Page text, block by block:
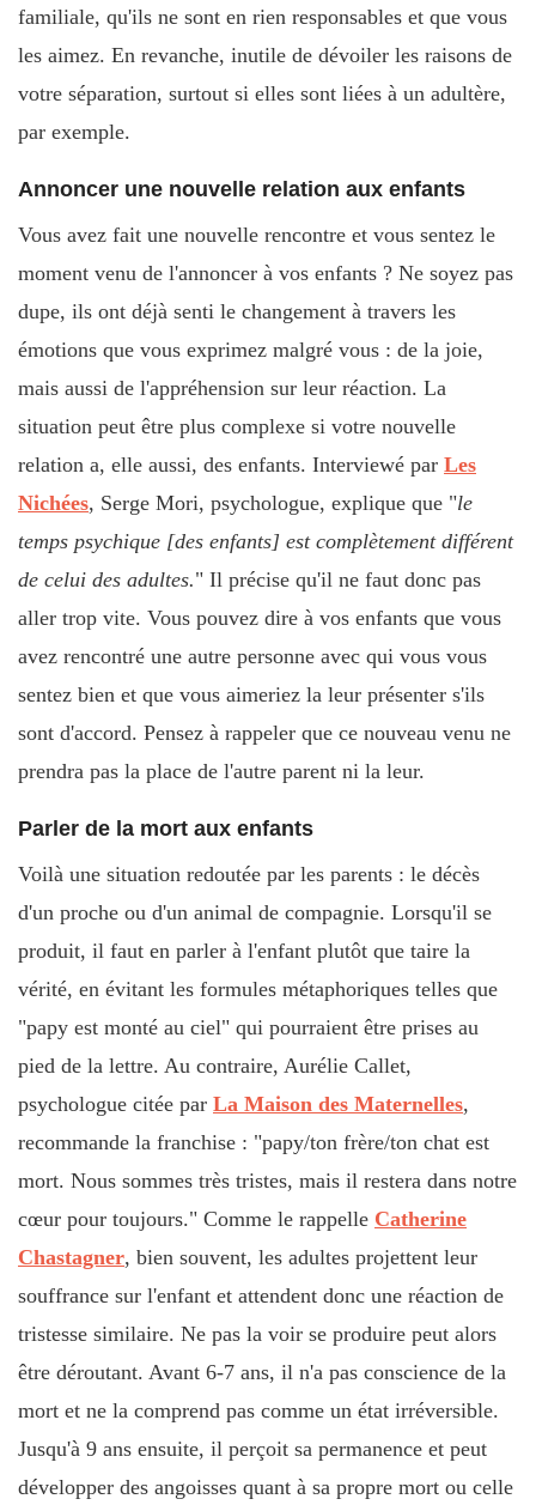
familiale, qu'ils ne sont en rien responsables et que vous
les aimez. En revanche, inutile de dévoiler les raisons de
votre séparation, surtout si elles sont liées à un adultère,
par exemple.
Annoncer une nouvelle relation aux enfants
Vous avez fait une nouvelle rencontre et vous sentez le
moment venu de l'annoncer à vos enfants ? Ne soyez pas
dupe, ils ont déjà senti le changement à travers les
émotions que vous exprimez malgré vous : de la joie,
mais aussi de l'appréhension sur leur réaction. La
situation peut être plus complexe si votre nouvelle
relation a, elle aussi, des enfants. Interviewé par Les
Nichées, Serge Mori, psychologue, explique que "le
temps psychique [des enfants] est complètement différent
de celui des adultes." Il précise qu'il ne faut donc pas
aller trop vite. Vous pouvez dire à vos enfants que vous
avez rencontré une autre personne avec qui vous vous
sentez bien et que vous aimeriez la leur présenter s'ils
sont d'accord. Pensez à rappeler que ce nouveau venu ne
prendra pas la place de l'autre parent ni la leur.
Parler de la mort aux enfants
Voilà une situation redoutée par les parents : le décès
d'un proche ou d'un animal de compagnie. Lorsqu'il se
produit, il faut en parler à l'enfant plutôt que taire la
vérité, en évitant les formules métaphoriques telles que
"papy est monté au ciel" qui pourraient être prises au
pied de la lettre. Au contraire, Aurélie Callet,
psychologue citée par La Maison des Maternelles,
recommande la franchise : "papy/ton frère/ton chat est
mort. Nous sommes très tristes, mais il restera dans notre
cœur pour toujours." Comme le rappelle Catherine
Chastagner, bien souvent, les adultes projettent leur
souffrance sur l'enfant et attendent donc une réaction de
tristesse similaire. Ne pas la voir se produire peut alors
être déroutant. Avant 6-7 ans, il n'a pas conscience de la
mort et ne la comprend pas comme un état irréversible.
Jusqu'à 9 ans ensuite, il perçoit sa permanence et peut
développer des angoisses quant à sa propre mort ou celle